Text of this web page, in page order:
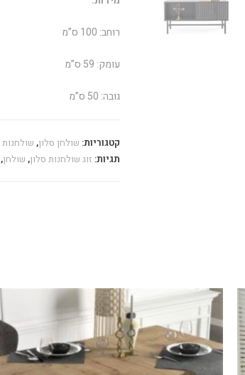
רוחב: 100 ס”מ
עומק: 59 ס”מ
גובה: 50 ס”מ
קטגוריות: שולחן סלון, שולחנות
תגיות: זוג שולחנות סלון, שולחן,